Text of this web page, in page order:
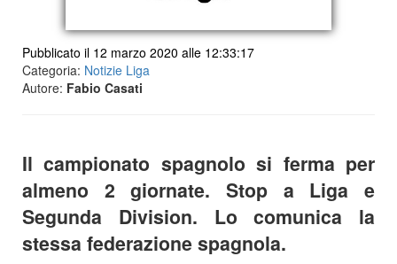
Pubblicato il 12 marzo 2020 alle 12:33:17
Categoria: Notizie Liga
Autore: Fabio Casati
Il campionato spagnolo si ferma per
almeno 2 giornate. Stop a Liga e
Segunda Division. Lo comunica la
stessa federazione spagnola.